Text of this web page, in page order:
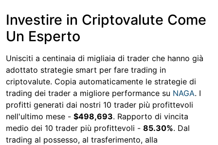
Investire in Criptovalute Come
Un Esperto
Unisciti a centinaia di migliaia di trader che hanno già
adottato strategie smart per fare trading in
criptovalute. Copia automaticamente le strategie di
trading dei trader a migliore performance su NAGA. I
profitti generati dai nostri 10 trader più profittevoli
nell'ultimo mese - $498,693. Rapporto di vincita
medio dei 10 trader più profittevoli - 85.30%. Dal
trading al possesso, al trasferimento, alla